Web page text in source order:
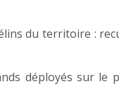
du territoire :
déployés sur le